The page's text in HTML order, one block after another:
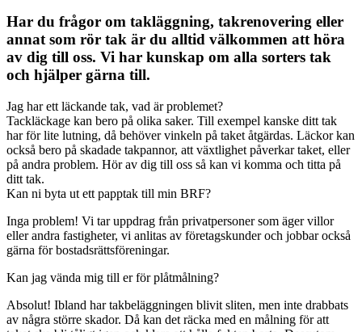
Har du frågor om takläggning, takrenovering eller
annat som rör tak är du alltid välkommen att höra
av dig till oss. Vi har kunskap om alla sorters tak
och hjälper gärna till.
Jag har ett läckande tak, vad är problemet?
Tackläckage kan bero på olika saker. Till exempel kanske ditt tak
har för lite lutning, då behöver vinkeln på taket åtgärdas. Läckor kan
också bero på skadade takpannor, att växtlighet påverkar taket, eller
på andra problem. Hör av dig till oss så kan vi komma och titta på
ditt tak.
Kan ni byta ut ett papptak till min BRF?
Inga problem! Vi tar uppdrag från privatpersoner som äger villor
eller andra fastigheter, vi anlitas av företagskunder och jobbar också
gärna för bostadsrättsföreningar.
Kan jag vända mig till er för plåtmålning?
Absolut! Ibland har takbeläggningen blivit sliten, men inte drabbats
av några större skador. Då kan det räcka med en målning för att